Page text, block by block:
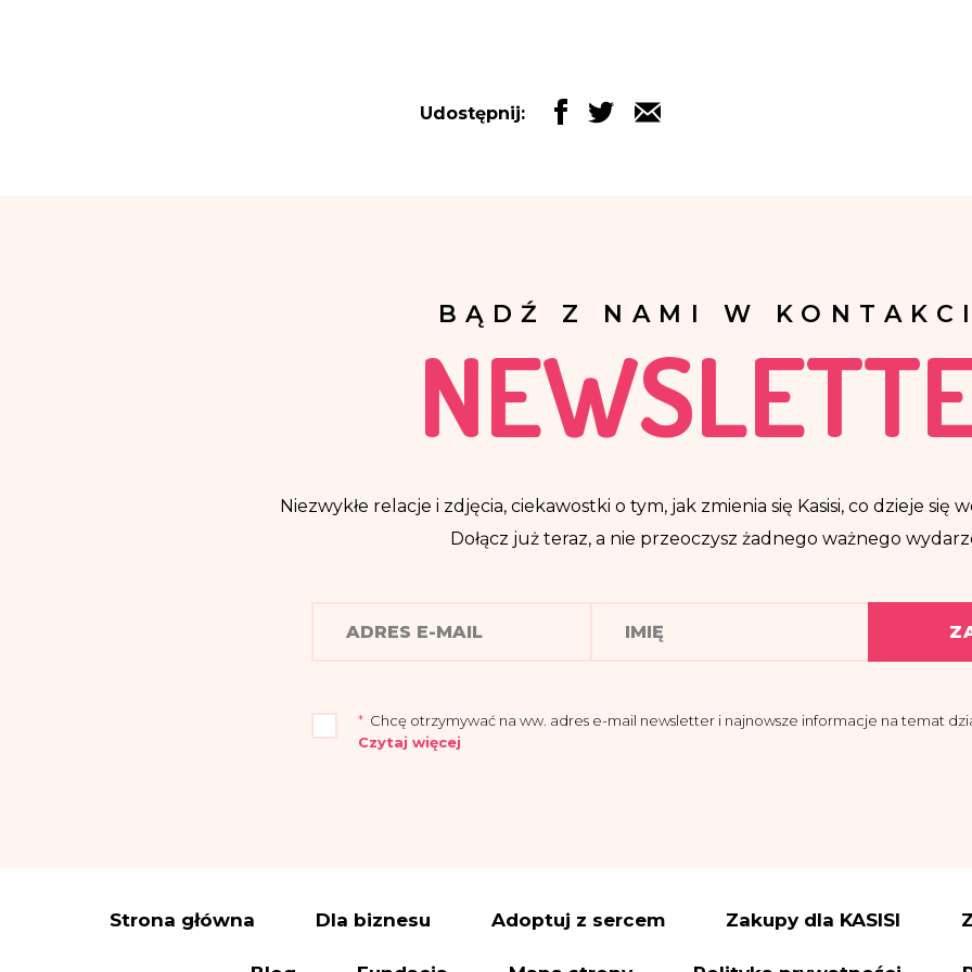
Udostępnij:
BĄDŹ Z NAMI W
Niezwykłe relacje i zdjęcia, ciekawostki o tym, jak zmienia się Kasisi, co dzieje się
Dołącz już teraz, a nie przeoczysz żadnego ważnego
* Chcę otrzymywać na ww. adres e-mail newsletter i najnowsze informacje na temat
Czytaj więcej
Dane osobowe przetwarzane będą w celu:
Strona główna Dla biznesu Adoptuj z sercem Zakupy dla KASISI